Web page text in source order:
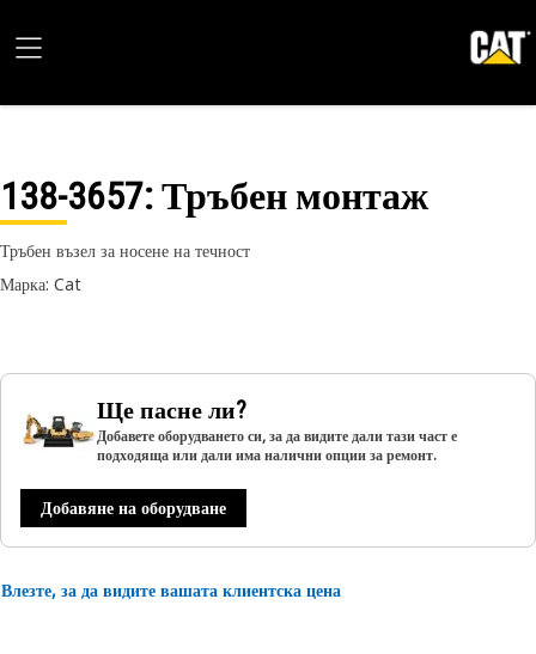
138-3657: Тръбен монтаж
Тръбен възел за носене на течност
Марка: Cat
Ще пасне ли?
Добавете оборудването си, за да видите дали тази част е
подходяща или дали има налични опции за ремонт.
Добавяне на оборудване
Влезте, за да видите вашата клиентска цена